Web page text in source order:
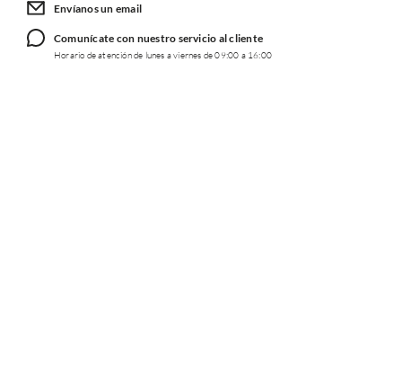
Envíanos un email
Comunícate con nuestro servicio al cliente
Horario de atención de lunes a viernes de 09:00 a 16:00